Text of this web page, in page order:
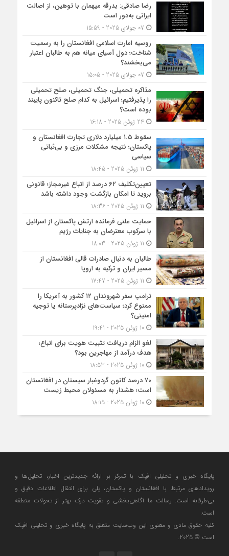
رضا صادقی: بدرقه میهمان با توهین، از اصالت
ایرانی به‌دور است
روسیه امارت اسلامی افغانستان را به رسمیت
شناخت؛ دول آسیای میانه هم به طالبان اعتبار
می‎‌بخشند؟
مذاکره تحمیلی، جنگ تحمیلی، صلح تحمیلی
را پذیرفتیم؛ اسرائیل به کدام صلح تاکنون پایبند
بوده است؟
سقوط ۱.۵ میلیارد دلاری تجارت افغانستان و
پاکستان؛ نتیجه مشکلات مرزی و بی‌ثباتی
سیاسی
تعیین‌تکلیف ۶۲ درصد از اتباع غیرمجاز؛ قانونی
بروید تا امکان بازگشت وجود داشته باشد
حمایت علنی فرمانده ارتش پاکستان از اسرائیل
با سرکوب معترضان به جنایات رژیم
طالبان به دنبال صادرات قالی افغانستان از
مسیر ایران و ترکیه به اروپا
ترامپ سفر شهروندان ۱۲ کشور به آمریکا را
ممنوع کرد؛ سیاست‌های نژادپرستانه یا توجیه
امنیتی؟
10 ژوئن 2025 - 19:41
لغو الزام دریافت تثبیت هویت برای اتباع؛
هدف درآمد از مهاجرین بود؟
10 ژوئن 2025 - 18:53
۷۰ درصد کانون گردوغبار سیستان در افغانستان
است؛ هشدار به مسئولان محیط زیست
10 ژوئن 2025 - 18:15
پایگاه خبری و تحلیلی افپک با تمرکز بر ارائه جدیدترین اخبار، تحلیل‌ها و
رویدادهای مرتبط با افغانستان و پاکستان، پلی برای انتقال اطلاعات دقیق و
بی‌طرفانه است. رسالت ما آگاهی‌بخشی و تقویت درک بهتر از تحولات منطقه
است.
کلیه حقوق مادی و معنوی این وب‌سایت متعلق به پایگاه خبری و تحلیلی افپک
است © 2025.